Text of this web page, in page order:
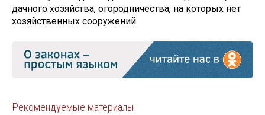
дачного хозяйства, огородничества, на которых нет
хозяйственных сооружений.
Рекомендуемые материалы